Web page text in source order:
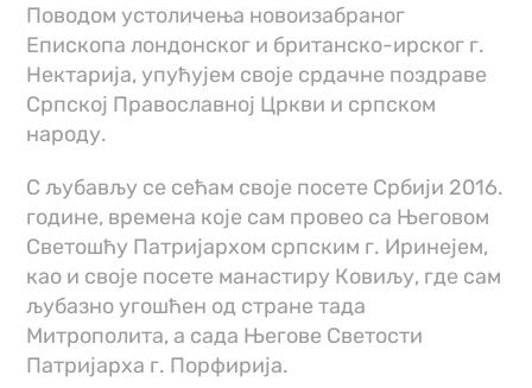
Поводом устоличења новоизабраног
Епископа лондонског и британско-ирског г.
Нектарија, упућујем своје срдачне поздраве
Српској Православној Цркви и српском
народу.
С љубављу се сећам своје посете Србији 2016.
године, времена које сам провео са Његовом
Светошћу Патријархом српским г. Иринејем,
као и своје посете манастиру Ковиљу, где сам
љубазно угошћен од стране тада
Митрополита, а сада Његове Светости
Патријарха г. Порфирија.